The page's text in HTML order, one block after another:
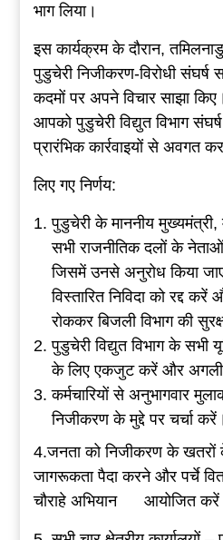
भाग लिया।
इस कार्यक्रम के दौरान,
पुडुचेरी निजीकरण-विरोधी संघर्ष
कदमों पर अपने विचार साझा
आपको पुडुचेरी विद्युत विभाग
प्रारंभिक कार्रवाइयों से अवगत
लिए गए निर्णय:
पुडुचेरी के माननीय
सभी राजनीतिक दलों के
जिसमें उनसे अनुरोध किया
विस्तारित निविदा को रद्द
रोककर बिजली विभाग की
पुडुचेरी विद्युत विभाग के सभी
के लिए एकजुट करें और अगली
कर्मचारियों से अनुभागवार
निजीकरण के मुद्दे पर चर्चा करें।
4.जनता को निजीकरण के खतरों
जागरूकता पैदा करने और पर्चे
चौराहे अभियान आयोजित